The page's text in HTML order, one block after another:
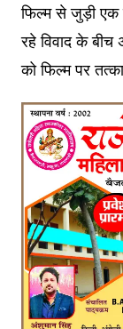
फिल्म से जुड़ी
रहे विवाद के बीच
को फिल्म पर